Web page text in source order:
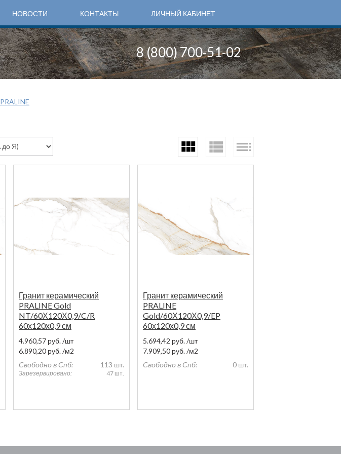
НОВОСТИ КОНТАКТЫ ЛИЧНЫЙ КАБИНЕТ
8 (800) 700-51-02
PRALINE
Гранит керамический
PRALINE Gold
NT/60Х120Х0,9/C/R
60х120х0,9 см
4.960,57 руб./шт
6.890,20 руб./м2
Свободно в Спб:
113 шт.
Зарезервировано: 47 шт.
Гранит керамический
PRALINE
Gold/60Х120Х0,9/EP
60х120х0,9 см
5.694,42 руб./шт
7.909,50 руб./м2
Свободно в Спб:
0 шт.